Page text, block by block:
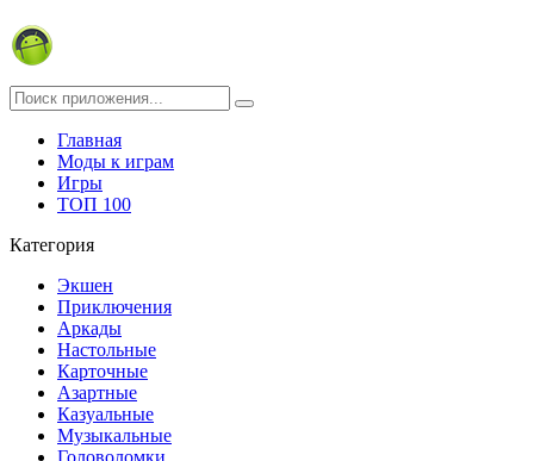
Главная
Моды к играм
Игры
ТОП 100
Категория
Экшен
Приключения
Аркады
Настольные
Карточные
Азартные
Казуальные
Музыкальные
Головоломки